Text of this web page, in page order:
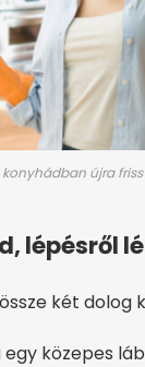
konyhádban újra
lépésről
két dolog
közepes